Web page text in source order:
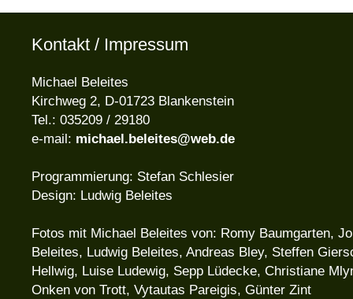
Kontakt / Impressum
Michael Beleites
Kirchweg 2, D-01723 Blankenstein
Tel.: 035209 / 29180
e-mail: michael.beleites@web.de
Programmierung: Stefan Schlesier
Design: Ludwig Beleites
Fotos mit Michael Beleites von: Romy Baumgarten,
Beleites, Ludwig Beleites, Andreas Bley, Steffen
Hellwig, Luise Ludewig, Sepp Lüdecke, Christiane
Onken von Trott, Vytautas Pareigis, Günter Zint